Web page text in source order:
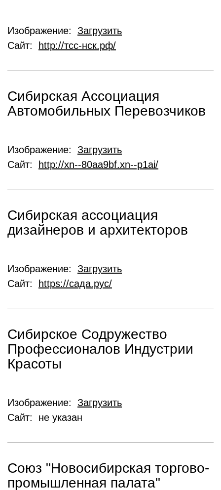
Изображение: Загрузить
Сайт:
http://тсс-нск.рф/
Сибирская Ассоциация
Автомобильных Перевозчиков
Изображение: Загрузить
Сайт:
http://xn--80aa9bf.xn--p1ai/
Сибирская ассоциация
дизайнеров и архитекторов
Изображение: Загрузить
Сайт:
https://сада.рус/
Сибирское Содружество
Профессионалов Индустрии
Красоты
Изображение: Загрузить
Сайт: не указан
Союз "Новосибирская торгово-
промышленная палата"